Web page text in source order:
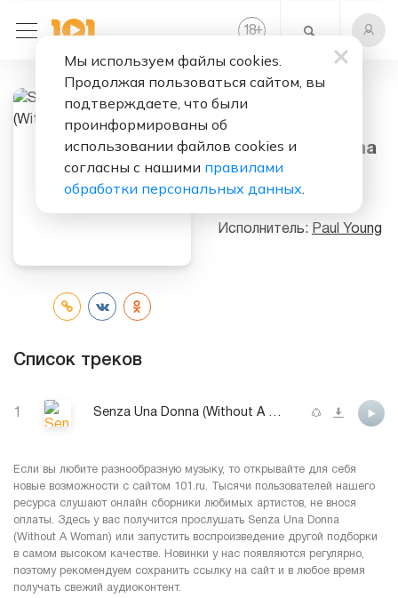
18+
Слушать бесплатно
Senza Una Donna
(Without A
Woman)
Исполнитель: Paul Young
Список треков
1 Senza Una Donna (Without A Woman)
Если вы любите разнообразную музыку, то открывайте для себя
новые возможности с сайтом 101.ru. Тысячи пользователей нашего
ресурса слушают онлайн сборники любимых артистов, не внося
оплаты. Здесь у вас получится прослушать Senza Una Donna
(Without A Woman) или запустить воспроизведение другой подборки
в самом высоком качестве. Новинки у нас появляются регулярно,
поэтому рекомендуем сохранить ссылку на сайт и в любое время
получать свежий аудиоконтент.
Мы используем файлы cookies.
Продолжая пользоваться сайтом, вы
подтверждаете, что были
проинформированы об
использовании файлов cookies и
согласны с нашими правилами
обработки персональных данных.